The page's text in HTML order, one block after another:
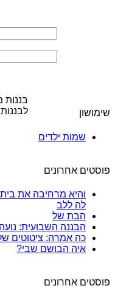
שימושון
שמות ילדים
פוסטים אחרונים
והיא מרחיבה את
לה ללב
הבת של
הבננה השבועית:
כה אמרה: ציטוטים
איה הבושם שבי?
פוסטים אחרונים
בננות
לבננות